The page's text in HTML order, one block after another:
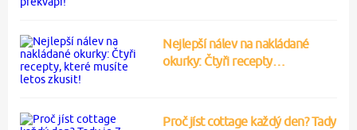
Nejlepší nálev na nakládané
okurky: Čtyři recepty…
Proč jíst cottage každý den? Tady